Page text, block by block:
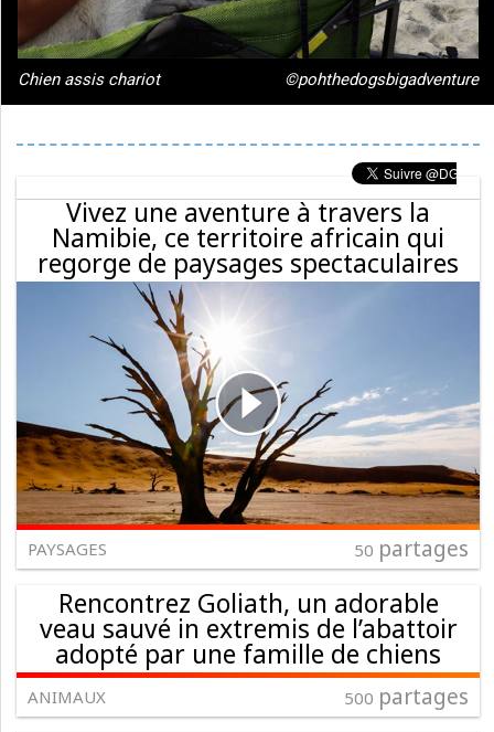
Chien assis chariot ©pohthedogsbigadventure
Vivez une aventure à travers la
Namibie, ce territoire africain qui
regorge de paysages spectaculaires
PAYSAGES 50 partages
Rencontrez Goliath, un adorable
veau sauvé in extremis de l’abattoir
adopté par une famille de chiens
ANIMAUX 500 partages